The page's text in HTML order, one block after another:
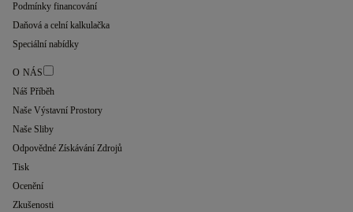
Podmínky financování
Daňová a celní kalkulačka
Speciální nabídky
O NÁS
Náš Příběh
Naše Výstavní Prostory
Naše Sliby
Odpovědné Získávání Zdrojů
Tisk
Ocenění
Zkušenosti